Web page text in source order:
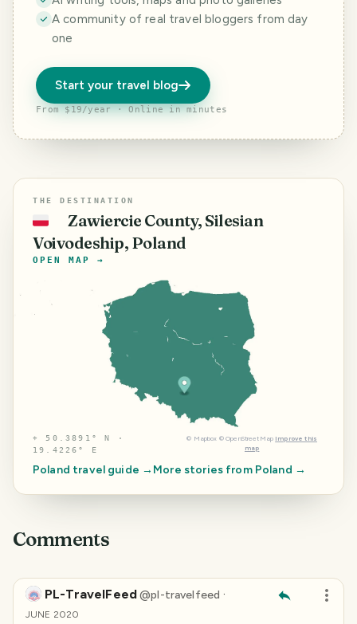
A community of real travel bloggers from day
one
Start your travel blog
From $19/year · Online in minutes
THE DESTINATION
🇵🇱
Zawiercie County, Silesian
Voivodeship, Poland
OPEN MAP →
⌖50.3891° N ·
19.4226° E
© Mapbox © OpenStreetMap Improve this
map
Poland travel guide → More stories from Poland →
Comments
PL-TravelFeed@pl-travelfeed ·
JUNE 2020